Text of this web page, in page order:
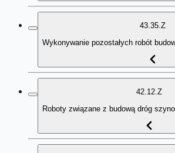
43.35.Z
Wykonywanie pozostałych robót
42.12.Z
Roboty związane z budową dróg